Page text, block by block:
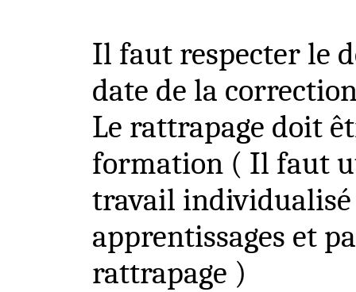
Il faut respecter le
date de la
Le rattrapage doit
formation ( Il faut
travail
apprentissages et
rattrapage )